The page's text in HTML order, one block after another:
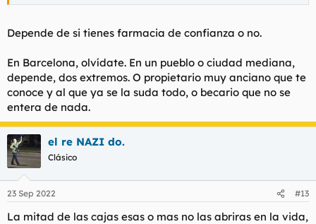
Depende de si tienes farmacia de confianza o no.
En Barcelona, olvídate. En un pueblo o ciudad mediana,
depende, dos extremos. O propietario muy anciano que te
conoce y al que ya se la suda todo, o becario que no se
entera de nada.
el re NAZI do.
Clásico
23 Sep 2022 #13
La mitad de las cajas esas o mas no las abriras en la vida,